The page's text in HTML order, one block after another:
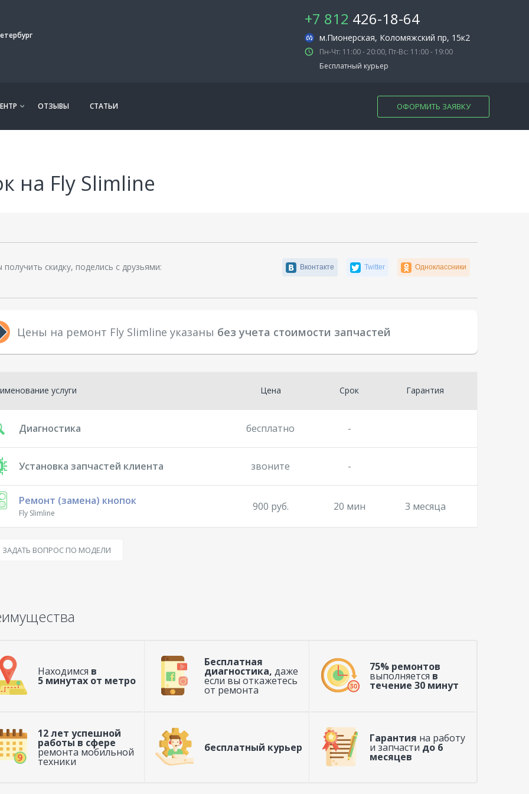
+7 812 426-18-64
м.Пионерская, Коломяжский пр, 15к2
Пн-Чт: 11:00 - 20:00, Пт-Вс: 11:00 - 19:00
Бесплатный курьер
ОТЗЫВЫ СТАТЬИ ОФОРМИТЬ ЗАЯВКУ
на Fly Slimline
скидку, поделись с друзьями: Вконтакте Twitter Одноклассники
Цены на ремонт Fly Slimline указаны без учета стоимости запчастей
услуги Цена Срок Гарантия
Диагностика бесплатно -
Установка запчастей клиента звоните -
Ремонт (замена) кнопок
Fly Slimline
900 руб. 20 мин 3 месяца
ЗАДАТЬ ВОПРОС ПО МОДЕЛИ
Находимся в
5 минутах от метро
Бесплатная
диагностика, даже
если вы откажетесь
от ремонта
75% ремонтов
выполняется в
течение 30 минут
12 лет успешной
работы в сфере
ремонта мобильной
техники
бесплатный курьер
Гарантия на работу
и запчасти до 6
месяцев